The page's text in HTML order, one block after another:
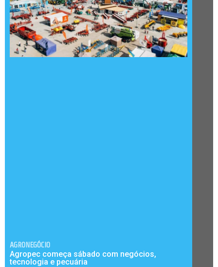
AGRONEGÓCIO
Agropec começa sábado com negócios,
tecnologia e pecuária